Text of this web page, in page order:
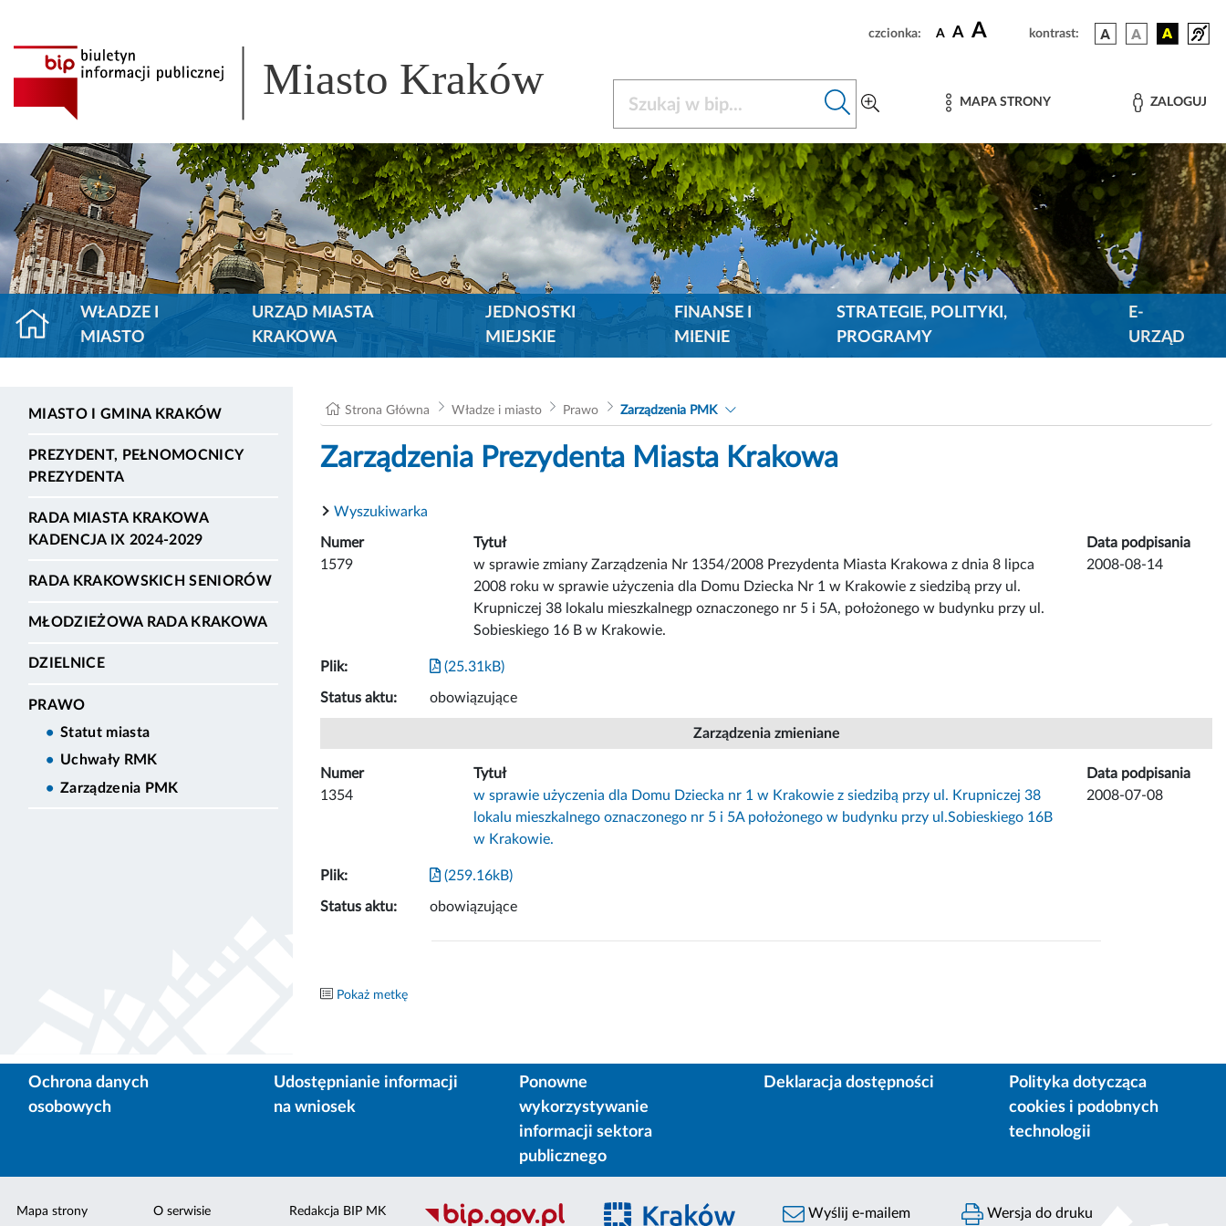
czcionka: A A A kontrast:
Miasto Kraków MAPA STRONY ZALOGUJ
WŁADZE I
MIASTO
URZĄD MIASTA
KRAKOWA
JEDNOSTKI
MIEJSKIE
FINANSE I
MIENIE
STRATEGIE, POLITYKI,
PROGRAMY
E-
URZĄD
MIASTO I GMINA KRAKÓW
PREZYDENT, PEŁNOMOCNICY
PREZYDENTA
RADA MIASTA KRAKOWA
KADENCJA IX 2024-2029
RADA KRAKOWSKICH SENIORÓW
MŁODZIEŻOWA RADA KRAKOWA
DZIELNICE
PRAWO
Statut miasta
Uchwały RMK
Zarządzenia PMK
Strona Główna Władze i miasto Prawo Zarządzenia PMK
Zarządzenia Prezydenta Miasta Krakowa
Wyszukiwarka
Numer Tytuł
Data podpisania
1579
w sprawie zmiany Zarządzenia Nr 1354/2008 Prezydenta Miasta Krakowa z dnia 8 lipca
2008 roku w sprawie użyczenia dla Domu Dziecka Nr 1 w Krakowie z siedzibą przy ul.
Krupniczej 38 lokalu mieszkalnegp oznaczonego nr 5 i 5A, położonego w budynku przy ul.
Sobieskiego 16 B w Krakowie.
2008-08-14
Plik: (25.31kB)
Status aktu: obowiązujące
Zarządzenia zmieniane
Numer Tytuł
Data podpisania
1354
w sprawie użyczenia dla Domu Dziecka nr 1 w Krakowie z siedzibą przy ul. Krupniczej 38
lokalu mieszkalnego oznaczonego nr 5 i 5A położonego w budynku przy ul.Sobieskiego 16B
w Krakowie.
2008-07-08
Plik: (259.16kB)
Status aktu: obowiązujące
Pokaż metkę
Ochrona danych
osobowych
Udostępnianie informacji
na wniosek
Ponowne
wykorzystywanie
informacji sektora
publicznego
Deklaracja dostępności
Polityka dotycząca
cookies i podobnych
technologii
Mapa strony O serwisie Redakcja BIP MK Wyślij e-mailem Wersja do druku